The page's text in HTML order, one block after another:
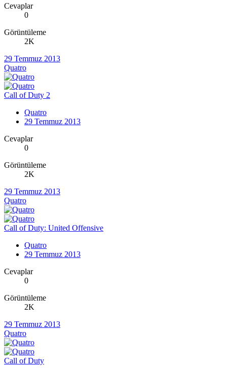
Cevaplar
0
Görüntüleme
2K
29 Temmuz 2013
Quatro
Call of Duty 2
Quatro
29 Temmuz 2013
Cevaplar
0
Görüntüleme
2K
29 Temmuz 2013
Quatro
Call of Duty: United Offensive
Quatro
29 Temmuz 2013
Cevaplar
0
Görüntüleme
2K
29 Temmuz 2013
Quatro
Call of Duty